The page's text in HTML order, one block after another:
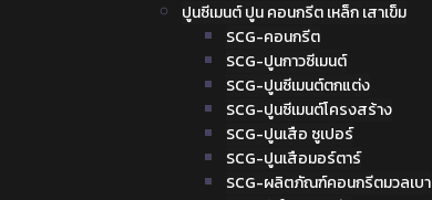
ปูนซีเมนต์ ปูน คอนกรีต เหล็ก เสาเข็ม
SCG-คอนกรีต
SCG-ปูนกาวซีเมนต์
SCG-ปูนซีเมนต์ตกแต่ง
SCG-ปูนซีเมนต์โครงสร้าง
SCG-ปูนเสือ ซูเปอร์
SCG-ปูนเสือมอร์ตาร์
SCG-ผลิตภัณฑ์คอนกรีตมวลเบา